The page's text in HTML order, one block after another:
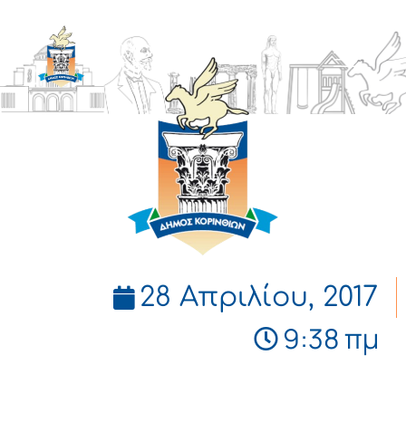
ΔΗΜΟΣ
ΚΟΡΙΝΘΙΩΝ
28 Απριλίου, 2017
9:38 πμ